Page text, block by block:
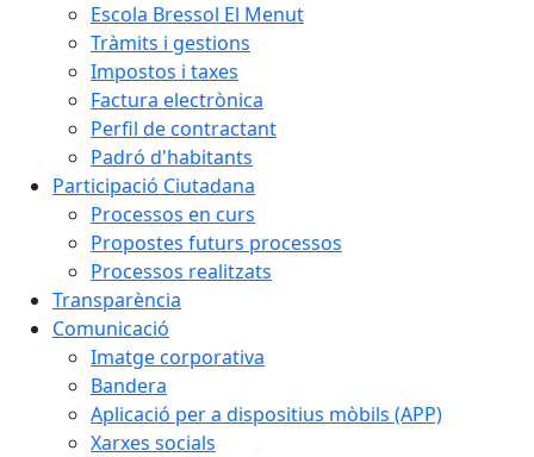
Escola Bressol El Menut
Tràmits i gestions
Impostos i taxes
Factura electrònica
Perfil de contractant
Padró d'habitants
Participació Ciutadana
Processos en curs
Propostes futurs processos
Processos realitzats
Transparència
Comunicació
Imatge corporativa
Bandera
Aplicació per a dispositius mòbils (APP)
Xarxes socials